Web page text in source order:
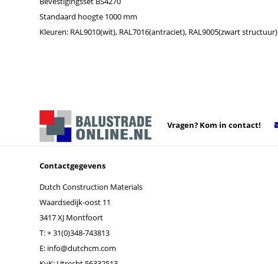
Standaard hoogte 1000 mm
Kleuren: RAL9010(wit), RAL7016(antraciet), RAL9005(zwart structuur)
Vragen? Kom in contact!
Contactgegevens
Dutch Construction Materials
Waardsedijk-oost 11
3417 XJ Montfoort
T:+ 31(0)348-743813
E: info@dutchcm.com